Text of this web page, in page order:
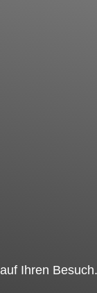
Ihren Besuch.